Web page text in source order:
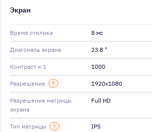
Экран
Время отклика 8 мс
Диагональ экрана 23.8 "
Контраст к 1 1000
Разрешение ? 1920x1080
Разрешение матрицы
экрана
Full HD
Тип матрицы ? IPS